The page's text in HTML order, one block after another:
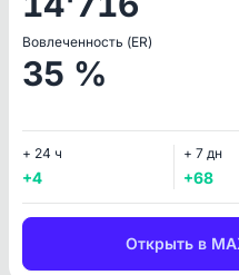
Вовлеченность (ER)
35 %
+ 24 ч
+4
+ 7 дн
+68
Открыть в